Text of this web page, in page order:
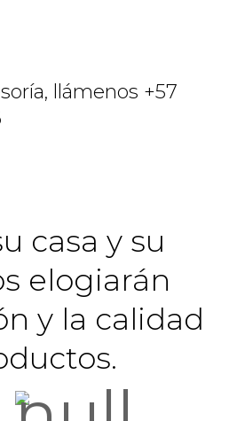
llámenos +57
casa y su
elogiarán
y la calidad